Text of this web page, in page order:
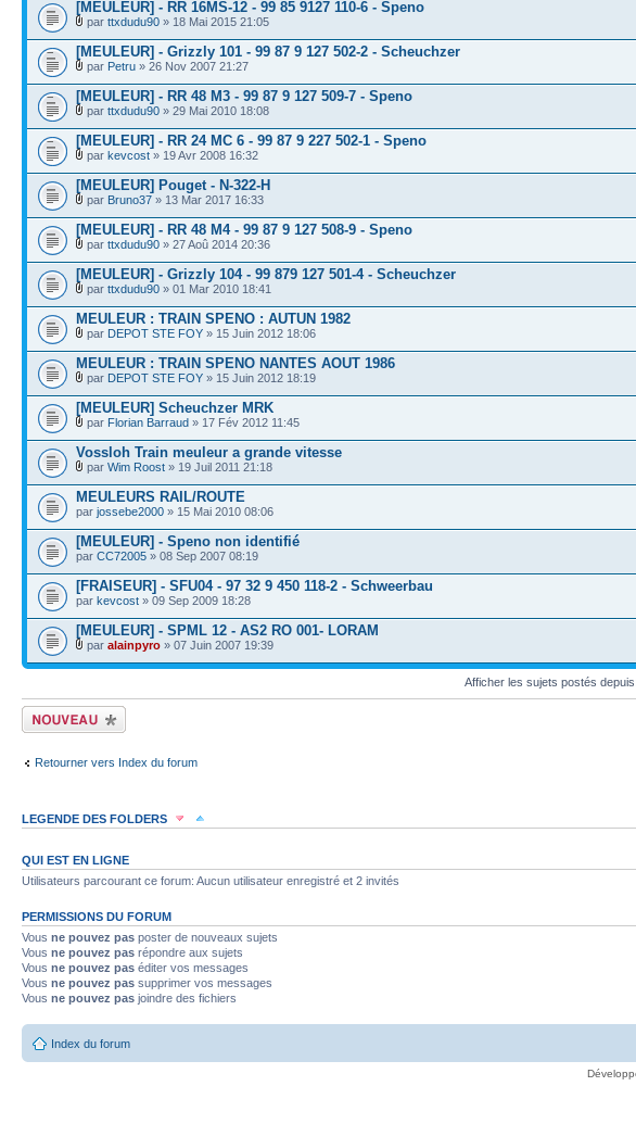
[MEULEUR] - RR 16MS-12 - 99 85 9127 110-6 - Speno
par ttxdudu90 » 18 Mai 2015 21:05
[MEULEUR] - Grizzly 101 - 99 87 9 127 502-2 - Scheuchzer
par Petru » 26 Nov 2007 21:27
[MEULEUR] - RR 48 M3 - 99 87 9 127 509-7 - Speno
par ttxdudu90 » 29 Mai 2010 18:08
[MEULEUR] - RR 24 MC 6 - 99 87 9 227 502-1 - Speno
par kevcost » 19 Avr 2008 16:32
[MEULEUR] Pouget - N-322-H
par Bruno37 » 13 Mar 2017 16:33
[MEULEUR] - RR 48 M4 - 99 87 9 127 508-9 - Speno
par ttxdudu90 » 27 Aoû 2014 20:36
[MEULEUR] - Grizzly 104 - 99 879 127 501-4 - Scheuchzer
par ttxdudu90 » 01 Mar 2010 18:41
MEULEUR : TRAIN SPENO : AUTUN 1982
par DEPOT STE FOY » 15 Juin 2012 18:06
MEULEUR : TRAIN SPENO NANTES AOUT 1986
par DEPOT STE FOY » 15 Juin 2012 18:19
[MEULEUR] Scheuchzer MRK
par Florian Barraud » 17 Fév 2012 11:45
Vossloh Train meuleur a grande vitesse
par Wim Roost » 19 Juil 2011 21:18
MEULEURS RAIL/ROUTE
par jossebe2000 » 15 Mai 2010 08:06
[MEULEUR] - Speno non identifié
par CC72005 » 08 Sep 2007 08:19
[FRAISEUR] - SFU04 - 97 32 9 450 118-2 - Schweerbau
par kevcost » 09 Sep 2009 18:28
[MEULEUR] - SPML 12 - AS2 RO 001- LORAM
par alainpyro » 07 Juin 2007 19:39
Afficher les sujets postés depuis:
Écrire un nouveau
sujet
Retourner vers Index du forum
LEGENDE DES FOLDERS
Sujet non lu Sujet non lu dans lequel j'ai posté
Sujet populaire non lu Sujet non lu fermé
Annonce lue
QUI EST EN LIGNE
Utilisateurs parcourant ce forum: Aucun utilisateur enregistré et 2 invités
PERMISSIONS DU FORUM
Vous ne pouvez pas poster de nouveaux sujets
Vous ne pouvez pas répondre aux sujets
Vous ne pouvez pas éditer vos messages
Vous ne pouvez pas supprimer vos messages
Vous ne pouvez pas joindre des fichiers
Index du forum